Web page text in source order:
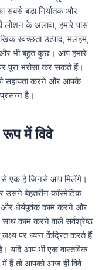
सबसे बड़ा निर्यातक और
लोशन के अलावा, हमारे पास
स्वच्छता उत्पाद, मलहम,
और भी बहुत कुछ। आप हमारे
पर पूरा भरोसा कर सकते हैं।
सहायता करने और आपके
है।
रूप में विवे
से एक है जिनसे आप मिलेंगे।
उसने बेहतरीन कॉस्मेटिक
और धैर्यपूर्वक काम करने और
साथ काम करने वाले सर्वश्रेष्ठ
पर ध्यान केंद्रित करते हैं
है। यदि आप भी एक वास्तविक
में हैं तो आपको आज ही विवे